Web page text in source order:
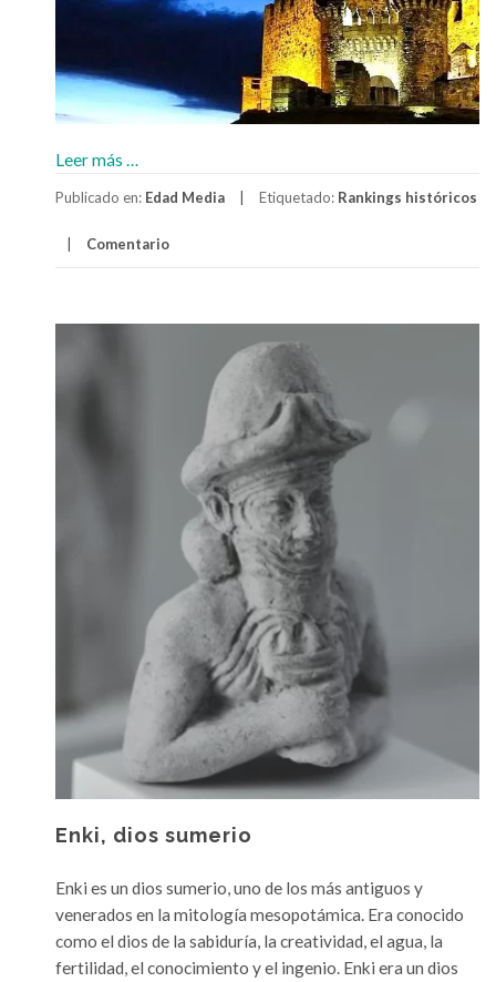
Leer más
Templarios
…
Publicado en: Edad Media Etiquetado: Rankings históricos
Comentario
Enki, dios sumerio
Enki es un dios sumerio, uno de los más antiguos y
venerados en la mitología mesopotámica. Era conocido
como el dios de la sabiduría, la creatividad, el agua, la
fertilidad, el conocimiento y el ingenio. Enki era un dios